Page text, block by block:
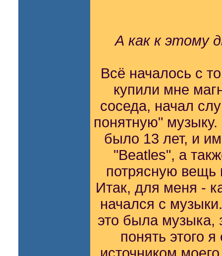
А как к этому
Всё началось с
купили мне
соседа, начал
понятную"
было 13 лет, и
"Веаtlеs", а
потрясную вещь
Итак, для меня -
начался с
это была музыка,
понять этого